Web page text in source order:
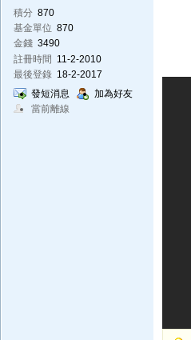
積分 870
基金單位 870
金錢 3490
註冊時間 11-2-2010
最後登錄 18-2-2017
發短消息
加為好友
當前離線